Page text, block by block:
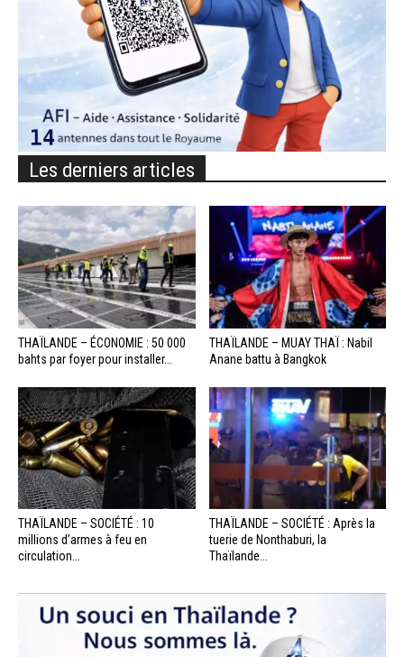
Les derniers articles
THAÏLANDE – ÉCONOMIE : 50 000
bahts par foyer pour installer...
THAÏLANDE – MUAY THAÏ : Nabil
Anane battu à Bangkok
THAÏLANDE – SOCIÉTÉ : 10
millions d’armes à feu en
circulation...
THAÏLANDE – SOCIÉTÉ : Après la
tuerie de Nonthaburi, la
Thaïlande...